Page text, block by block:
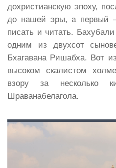
дохристианскую эпоху,
до нашей эры, а первый
писать и читать.
одним из двухсот
Бхагавана Ришабха. Вот
высоком скалистом
взору за несколько
Шраванабелагола.